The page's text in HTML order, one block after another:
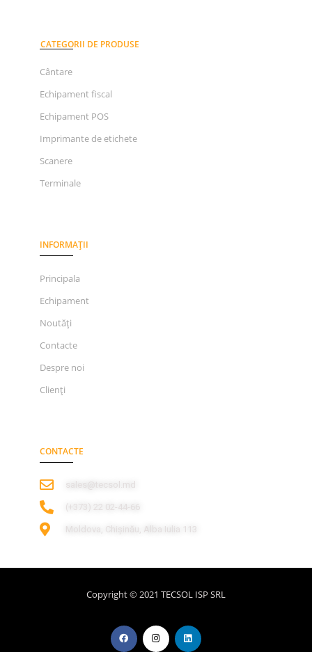
CATEGORII DE PRODUSE
Cântare
Echipament fiscal
Echipament POS
Imprimante de etichete
Scanere
Terminale
INFORMAȚII
Principala
Echipament
Noutăți
Contacte
Despre noi
Clienți
CONTACTE
sales@tecsol.md
‎(+373) 22 02-44-66
Moldova, Chișinău, Alba Iulia 113
Copyright © 2021 TECSOL ISP SRL